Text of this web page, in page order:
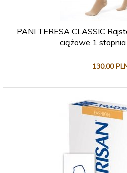
PANI TERESA CLASSIC
ciążowe 1 stopnia
130,00